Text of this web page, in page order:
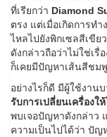
ที่เรียกว่า Diamond
ตรง แต่เมื่อเกิดการท
ไหลไปยังพิกเซลสีเขี
ดังกล่าวถือว่าไม่ใช่เรื่
ก็เคยมีปัญหาเส้นสีชม
อย่างไรก็ดี มีผู้ใช้งาน
รับการเปลี่ยนเครื่องใ
พบเจอปัญหาดังกล่าว
ความเป็นไปได้ว่า ปัญ